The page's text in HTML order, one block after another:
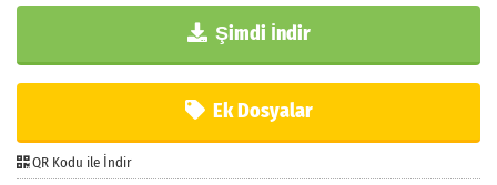
Şimdi İndir
Ek Dosyalar
QR Kodu ile İndir